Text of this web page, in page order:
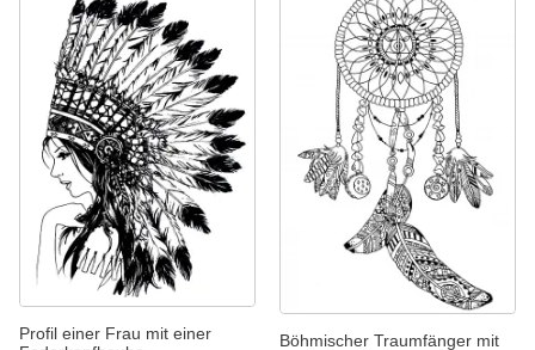
Profil einer Frau mit einer
Böhmischer Traumfänger mit